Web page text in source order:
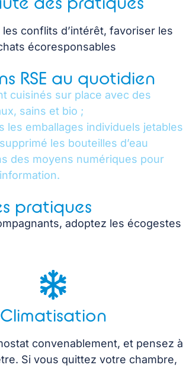
conflits d’intérêt, favoriser les
écoresponsables
RSE au quotidien
cuisinés sur place avec des
sains et bio ;
les emballages individuels jetables
les bouteilles d’eau
des moyens numériques pour
pratiques
adoptez les écogestes
Climatisation
convenablement, et pensez à
Si vous quittez votre chambre,